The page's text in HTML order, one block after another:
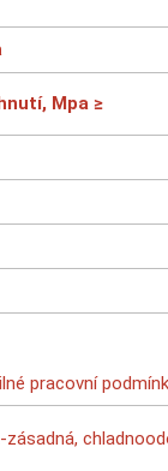
Mpa ≥
pracovní